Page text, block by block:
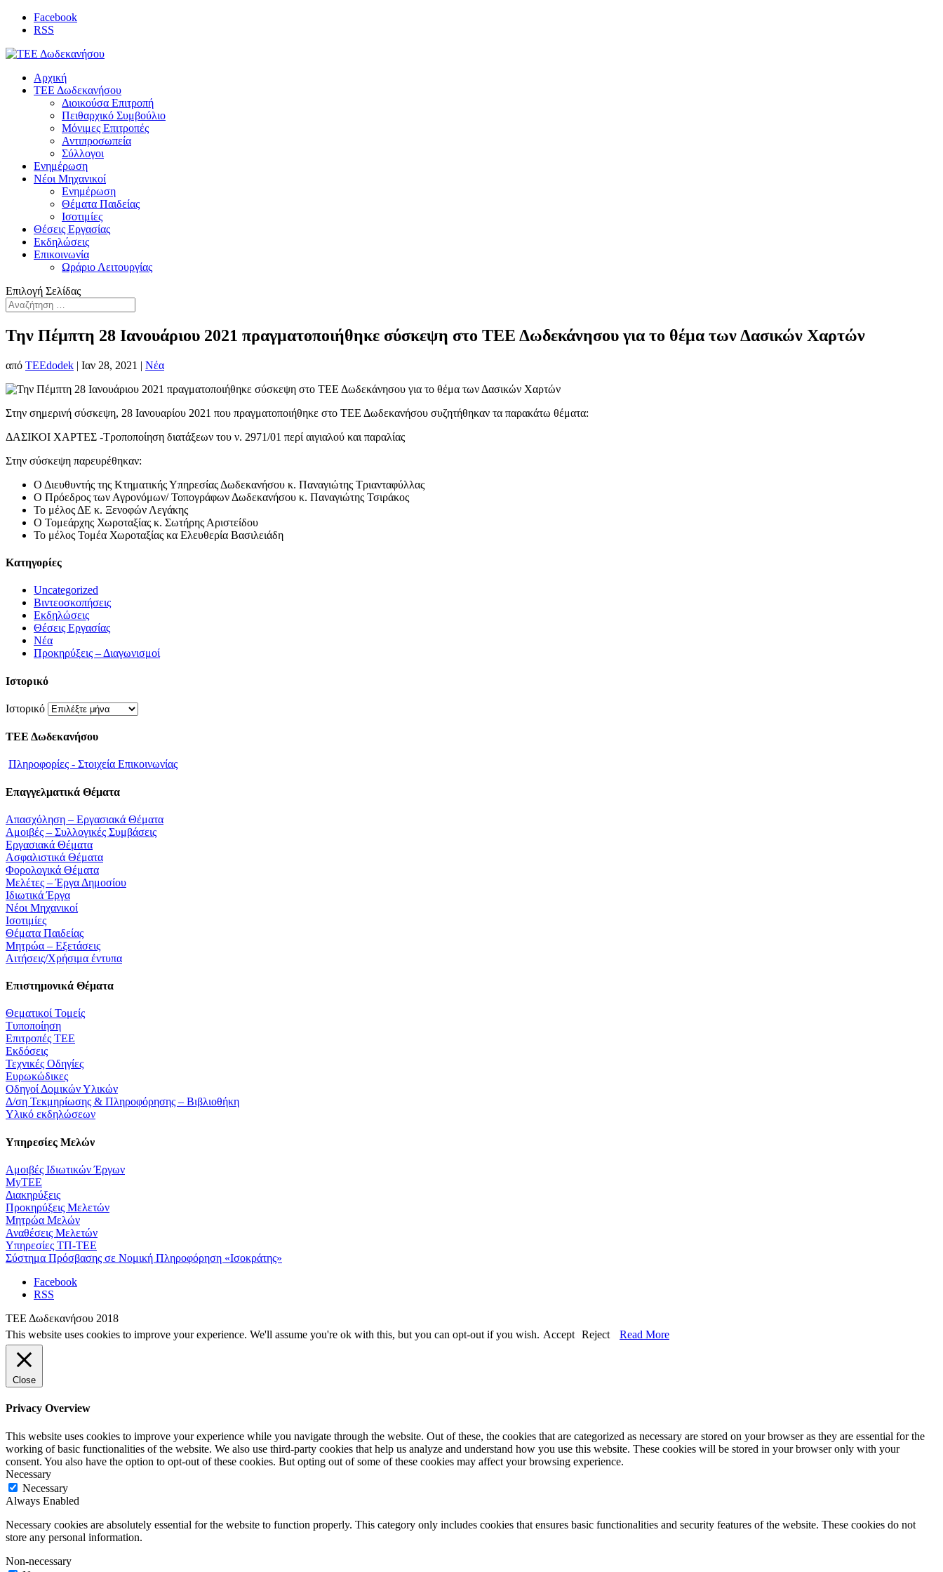
Facebook
RSS
Αρχική
ΤΕΕ Δωδεκανήσου
Διοικούσα Επιτροπή
Πειθαρχικό Συμβούλιο
Μόνιμες Επιτροπές
Αντιπροσωπεία
Σύλλογοι
Ενημέρωση
Νέοι Μηχανικοί
Ενημέρωση
Θέματα Παιδείας
Ισοτιμίες
Θέσεις Εργασίας
Εκδηλώσεις
Επικοινωνία
Ωράριο Λειτουργίας
Επιλογή Σελίδας
Την Πέμπτη 28 Ιανουάριου 2021 πραγματοποιήθηκε σύσκεψη στο ΤΕΕ Δωδεκάνησου για το θέμα των Δασικών Χαρτών
από TEEdodek | Ιαν 28, 2021 | Νέα
Στην σημερινή σύσκεψη, 28 Ιανουαρίου 2021 που πραγματοποιήθηκε στο ΤΕΕ Δωδεκανήσου συζητήθηκαν τα παρακάτω θέματα:
ΔΑΣΙΚΟΙ ΧΑΡΤΕΣ -Τροποποίηση διατάξεων του ν. 2971/01 περί αιγιαλού και παραλίας
Στην σύσκεψη παρευρέθηκαν:
Ο Διευθυντής της Κτηματικής Υπηρεσίας Δωδεκανήσου κ. Παναγιώτης Τριανταφύλλας
Ο Πρόεδρος των Αγρονόμων/ Τοπογράφων Δωδεκανήσου κ. Παναγιώτης Τσιράκος
Το μέλος ΔΕ κ. Ξενοφών Λεγάκης
Ο Τομεάρχης Χωροταξίας κ. Σωτήρης Αριστείδου
Το μέλος Τομέα Χωροταξίας κα Ελευθερία Βασιλειάδη
Kατηγορίες
Uncategorized
Βιντεοσκοπήσεις
Εκδηλώσεις
Θέσεις Εργασίας
Νέα
Προκηρύξεις – Διαγωνισμοί
Ιστορικό
Ιστορικό
ΤΕΕ Δωδεκανήσου
Πληροφορίες - Στοιχεία Επικοινωνίας
Επαγγελματικά Θέματα
Απασχόληση – Εργασιακά Θέματα
Αμοιβές – Συλλογικές Συμβάσεις
Εργασιακά Θέματα
Ασφαλιστικά Θέματα
Φορολογικά Θέματα
Μελέτες – Έργα Δημοσίου
Ιδιωτικά Έργα
Νέοι Μηχανικοί
Ισοτιμίες
Θέματα Παιδείας
Μητρώα – Εξετάσεις
Αιτήσεις/Χρήσιμα έντυπα
Επιστημονικά Θέματα
Θεματικοί Τομείς
Τυποποίηση
Επιτροπές ΤΕΕ
Εκδόσεις
Τεχνικές Οδηγίες
Ευρωκώδικες
Οδηγοί Δομικών Υλικών
Δ/ση Τεκμηρίωσης & Πληροφόρησης – Βιβλιοθήκη
Υλικό εκδηλώσεων
Υπηρεσίες Μελών
Αμοιβές Ιδιωτικών Έργων
MyTEE
Διακηρύξεις
Προκηρύξεις Μελετών
Μητρώα Μελών
Αναθέσεις Μελετών
Υπηρεσίες ΤΠ-ΤΕΕ
Σύστημα Πρόσβασης σε Νομική Πληροφόρηση «Ισοκράτης»
Facebook
RSS
ΤΕΕ Δωδεκανήσου 2018
This website uses cookies to improve your experience. We'll assume you're ok with this, but you can opt-out if you wish. Accept Reject Read More
Close
Privacy Overview
This website uses cookies to improve your experience while you navigate through the website. Out of these, the cookies that are categorized as necessary are stored on your browser as they are essential for the
working of basic functionalities of the website. We also use third-party cookies that help us analyze and understand how you use this website. These cookies will be stored in your browser only with your
consent. You also have the option to opt-out of these cookies. But opting out of some of these cookies may affect your browsing experience.
Necessary
Necessary
Always Enabled
Necessary cookies are absolutely essential for the website to function properly. This category only includes cookies that ensures basic functionalities and security features of the website. These cookies do not
store any personal information.
Non-necessary